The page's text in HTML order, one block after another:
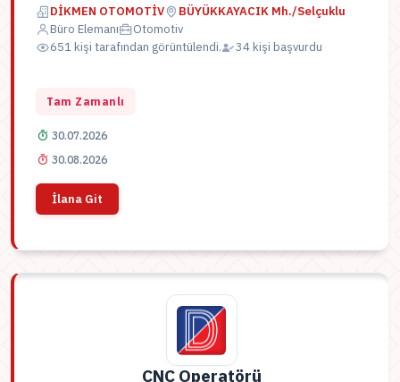
DİKMEN OTOMOTİV
BÜYÜKKAYACIK Mh./Selçuklu
Büro Elemanı
Otomotiv
651 kişi tarafından görüntülendi.
34 kişi başvurdu
Tam Zamanlı
30.07.2026
30.08.2026
İlana Git
CNC Operatörü